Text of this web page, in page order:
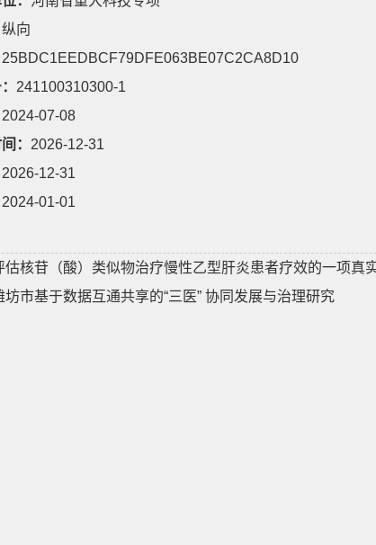
纵向
25BDC1EEDBCF79DFE063BE07C2CA8D10
241100310300-1
2024-07-08
： 2026-12-31
2026-12-31
2024-01-01
估核苷（酸）类似物治疗慢性乙型肝炎患者疗效的一项真
坊市基于数据互通共享的“三医” 协同发展与治理研究